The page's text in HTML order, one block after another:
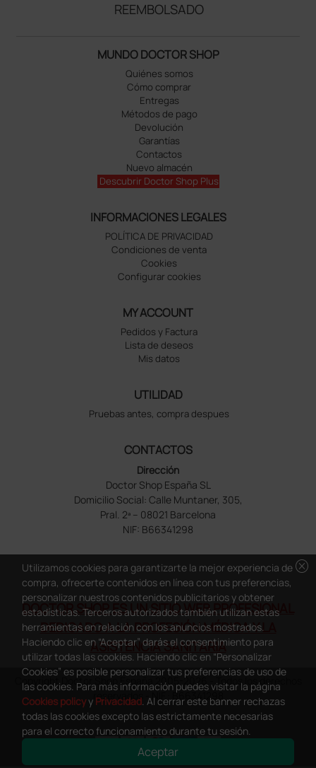
REEMBOLSADO
MUNDO DOCTOR SHOP
Quiénes somos
Cómo comprar
Entregas
Métodos de pago
Devolución
Garantías
Contactos
Nuevo almacén
Descubrir Doctor Shop Plus
INFORMACIONES LEGALES
POLÍTICA DE PRIVACIDAD
Condiciones de venta
Cookies
Configurar cookies
MY ACCOUNT
Pedidos y Factura
Lista de deseos
Mis datos
UTILIDAD
Pruebas antes, compra despues
CONTACTOS
Dirección
Doctor Shop España SL
Domicilio Social: Calle Muntaner, 305,
Pral. 2ª – 08021 Barcelona
NIF: B66341298
DOCTOR SHOP ES UN SITIO WEB PROFESIONAL
DEDICADO A LA PROFESIÓN MÉDICA Y LA
ASISTENCIA SANITARIA
Copyright Doctor Shop España 2005-2026 - Todos los derechos
reservados - NIF.: B66341298
cancel
Utilizamos cookies para garantizarte la mejor experiencia de
compra, ofrecerte contenidos en línea con tus preferencias,
personalizar nuestros contenidos publicitarios y obtener
estadísticas. Terceros autorizados también utilizan estas
herramientas en relación con los anuncios mostrados.
Haciendo clic en “Aceptar” darás el consentimiento para
utilizar todas las cookies. Haciendo clic en “Personalizar
Cookies” es posible personalizar tus preferencias de uso de
las cookies. Para más información puedes visitar la página
Cookies policyy Privacidad. Al cerrar este banner rechazas
todas las cookies excepto las estrictamente necesarias
para el correcto funcionamiento durante tu sesión.
Aceptar